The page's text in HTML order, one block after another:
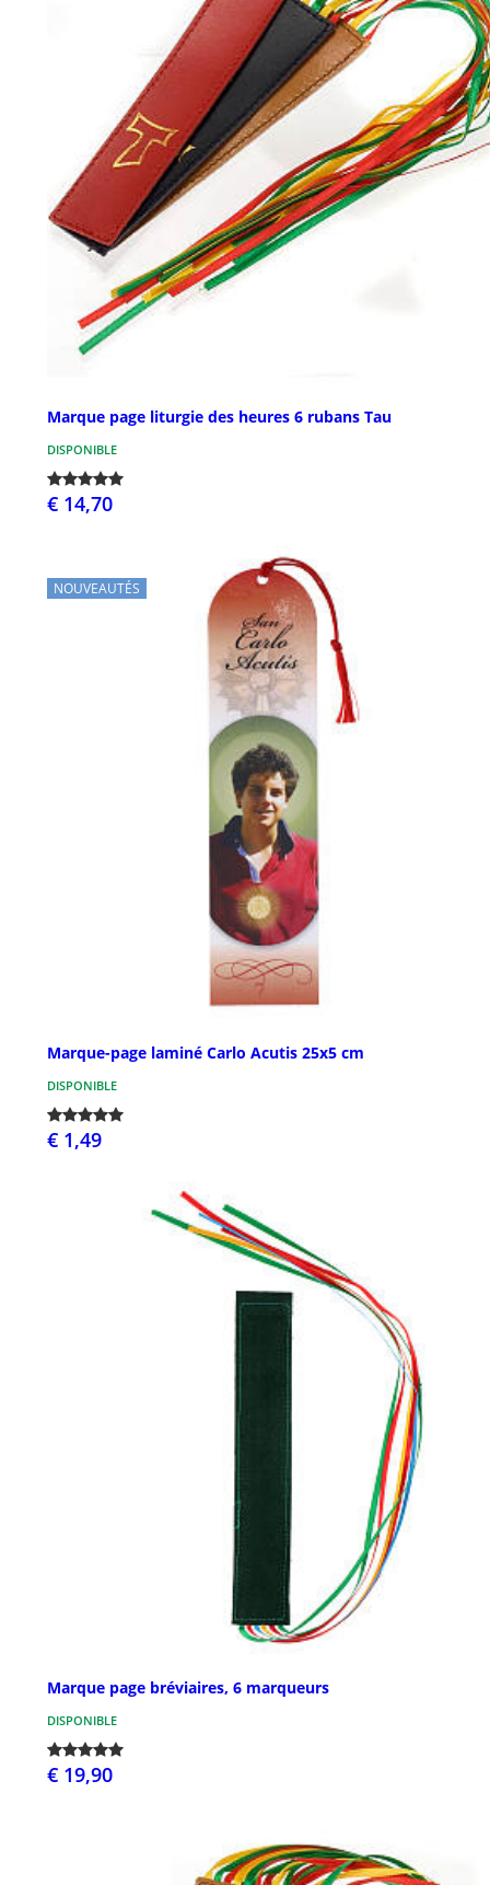
Marque page liturgie des heures 6 rubans Tau
DISPONIBLE
€ 14,70
NOUVEAUTÉS
Marque-page laminé Carlo Acutis 25x5 cm
DISPONIBLE
€ 1,49
Marque page bréviaires, 6 marqueurs
DISPONIBLE
€ 19,90